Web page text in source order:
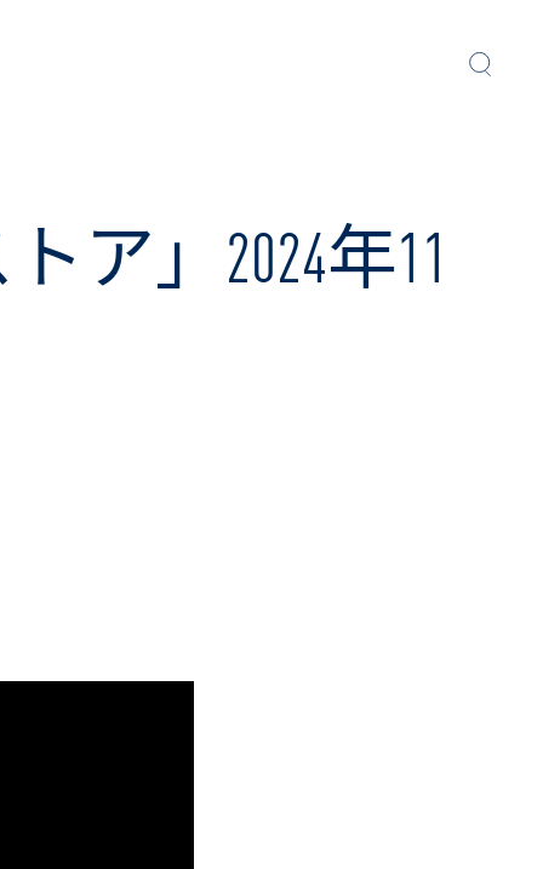
ア」2024年11